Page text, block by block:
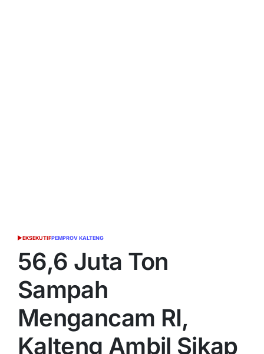
POSTED
EKSEKUTIFPEMPROV KALTENG
56,6 Juta Ton
Sampah
Mengancam RI,
Kalteng Ambil Sikap